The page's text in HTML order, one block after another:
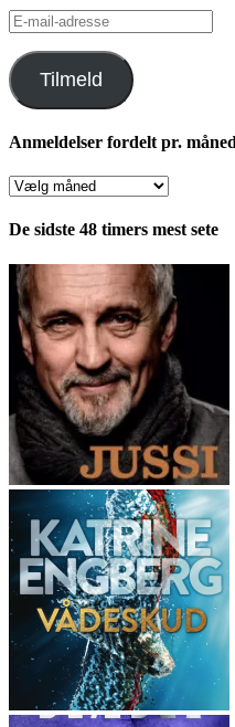
E-
mail-
adresse
Tilmeld
Anmeldelser fordelt pr. måned
Anmeldelser
pr.
De sidste 48 timers mest sete